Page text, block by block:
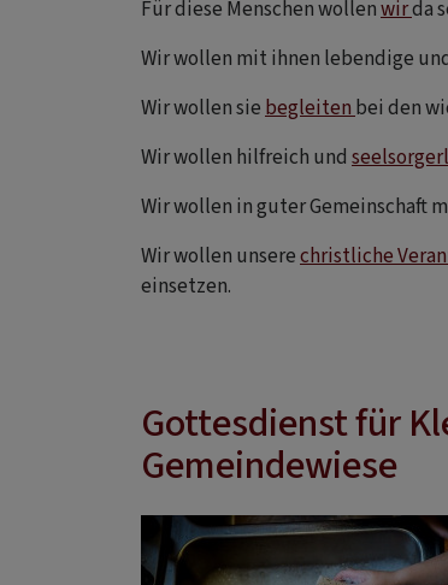
Für diese Menschen wollenwirda
Wir wollen mit ihnen lebendige
Wir wollen sie begleiten bei den
Wir wollen hilfreich und
Wir wollen in guter Gemeinschaft
Wir wollen unserechristliche
einsetzen.
Gottesdienst für
Gemeindewiese